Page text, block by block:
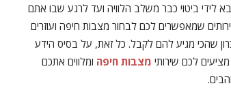
לידי ביטוי כבר משלב הלוויה ועד לרגע שבו אתם
שמאפשרים לכם לבחור מצבות חיפה ועוזרים
שהכי מגיע להם לקבל. כל זאת, על בסיס הידע
לכם שירותי מצבות חיפה ומלווים אתכם